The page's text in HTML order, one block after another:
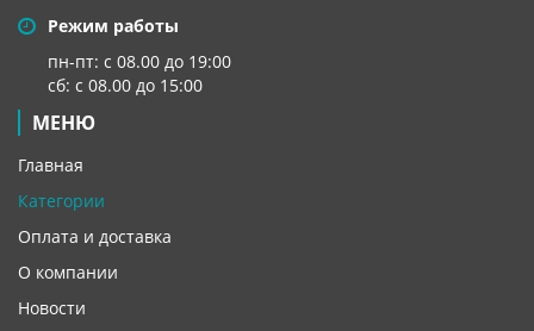
Режим работы
пн-пт: с 08.00 до 19:00
сб: с 08.00 до 15:00
МЕНЮ
Главная
Категории
Оплата и доставка
О компании
Новости